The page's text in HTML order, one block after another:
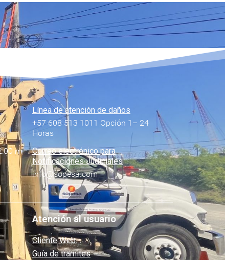
m
Línea de atención de daños
+57 608 513 1011 Opción 1– 24
Horas
Correo electrónico para
Notificaciones Judiciales
info@sopesa.com
Atención al usuario
Cliente Web
Guía de tramites